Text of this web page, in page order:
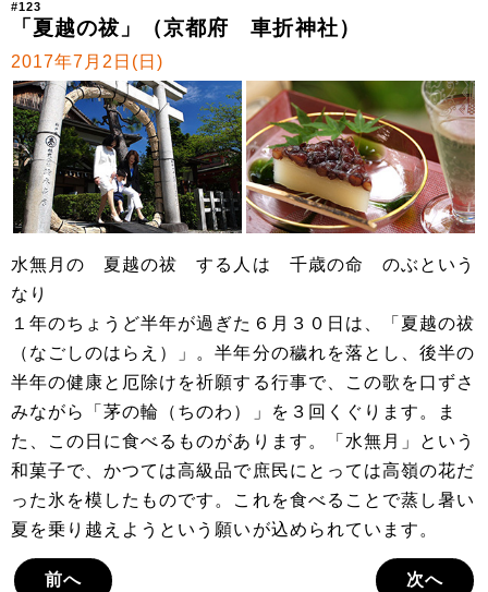
#123
「夏越の祓」（京都府 車折神社）
2017年7月2日(日)
水無月の 夏越の祓 する人は 千歳の命 のぶという
なり
１年のちょうど半年が過ぎた６月３０日は、「夏越の祓
（なごしのはらえ）」。半年分の穢れを落とし、後半の
半年の健康と厄除けを祈願する行事で、この歌を口ずさ
みながら「茅の輪（ちのわ）」を３回くぐります。ま
た、この日に食べるものがあります。「水無月」という
和菓子で、かつては高級品で庶民にとっては高嶺の花だ
った氷を模したものです。これを食べることで蒸し暑い
夏を乗り越えようという願いが込められています。
前へ 次へ